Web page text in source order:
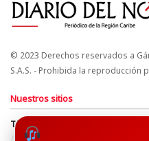
© 2023 Derechos reservados a
S.A.S. - Prohibida la reproducción
Nuestros sitios
Términos y Condiciones